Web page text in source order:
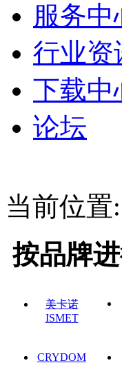
服务中
行业资
下载中
论坛
当前位置:
按品牌
美卡诺
ISMET
CRYDOM